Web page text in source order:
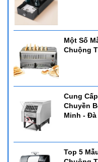
Một Số
Chuộng
Cung
Chuyền
Minh - Đà
Top 5